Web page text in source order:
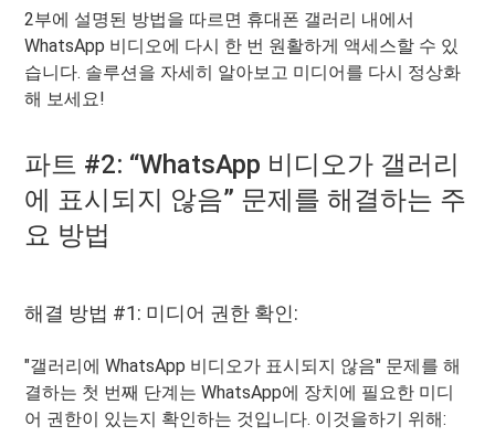
2부에 설명된 방법을 따르면 휴대폰 갤러리 내에서
WhatsApp 비디오에 다시 한 번 원활하게 액세스할 수 있
습니다. 솔루션을 자세히 알아보고 미디어를 다시 정상화
해 보세요!
파트 #2: “WhatsApp 비디오가 갤러리
에 표시되지 않음” 문제를 해결하는 주
요 방법
해결 방법 #1: 미디어 권한 확인:
"갤러리에 WhatsApp 비디오가 표시되지 않음" 문제를 해
결하는 첫 번째 단계는 WhatsApp에 장치에 필요한 미디
어 권한이 있는지 확인하는 것입니다. 이것을하기 위해: